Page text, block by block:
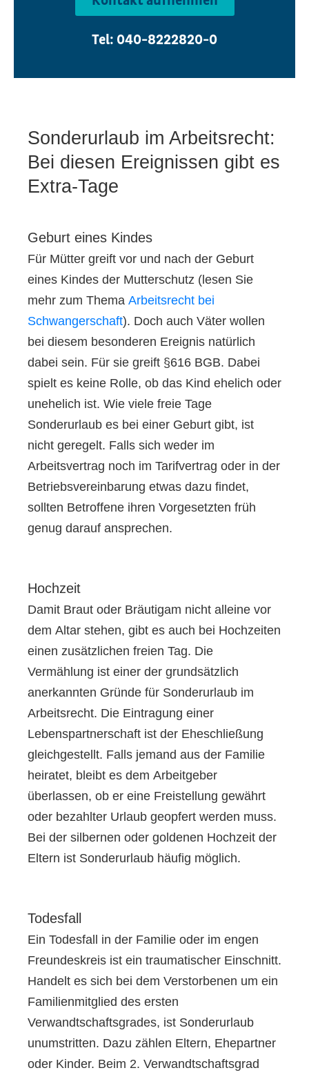
Tel: 040-8222820-0
Sonderurlaub im Arbeitsrecht:
Bei diesen Ereignissen gibt es
Extra-Tage
Geburt eines Kindes
Für Mütter greift vor und nach der Geburt
eines Kindes der Mutterschutz (lesen Sie
mehr zum Thema Arbeitsrecht bei
Schwangerschaft). Doch auch Väter wollen
bei diesem besonderen Ereignis natürlich
dabei sein. Für sie greift §616 BGB. Dabei
spielt es keine Rolle, ob das Kind ehelich oder
unehelich ist. Wie viele freie Tage
Sonderurlaub es bei einer Geburt gibt, ist
nicht geregelt. Falls sich weder im
Arbeitsvertrag noch im Tarifvertrag oder in der
Betriebsvereinbarung etwas dazu findet,
sollten Betroffene ihren Vorgesetzten früh
genug darauf ansprechen.
Hochzeit
Damit Braut oder Bräutigam nicht alleine vor
dem Altar stehen, gibt es auch bei Hochzeiten
einen zusätzlichen freien Tag. Die
Vermählung ist einer der grundsätzlich
anerkannten Gründe für Sonderurlaub im
Arbeitsrecht. Die Eintragung einer
Lebenspartnerschaft ist der Eheschließung
gleichgestellt. Falls jemand aus der Familie
heiratet, bleibt es dem Arbeitgeber
überlassen, ob er eine Freistellung gewährt
oder bezahlter Urlaub geopfert werden muss.
Bei der silbernen oder goldenen Hochzeit der
Eltern ist Sonderurlaub häufig möglich.
Todesfall
Ein Todesfall in der Familie oder im engen
Freundeskreis ist ein traumatischer Einschnitt.
Handelt es sich bei dem Verstorbenen um ein
Familienmitglied des ersten
Verwandtschaftsgrades, ist Sonderurlaub
unumstritten. Dazu zählen Eltern, Ehepartner
oder Kinder. Beim 2. Verwandtschaftsgrad